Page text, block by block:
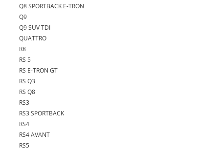
Q8 SPORTBACK E-TRON
Q9
Q9 SUV TDI
QUATTRO
R8
RS 5
RS E-TRON GT
RS Q3
RS Q8
RS3
RS3 SPORTBACK
RS4
RS4 AVANT
RS5